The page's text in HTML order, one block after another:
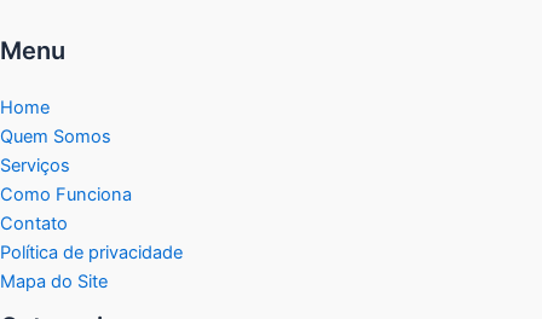
Menu
Home
Quem Somos
Serviços
Como Funciona
Contato
Política de privacidade
Mapa do Site